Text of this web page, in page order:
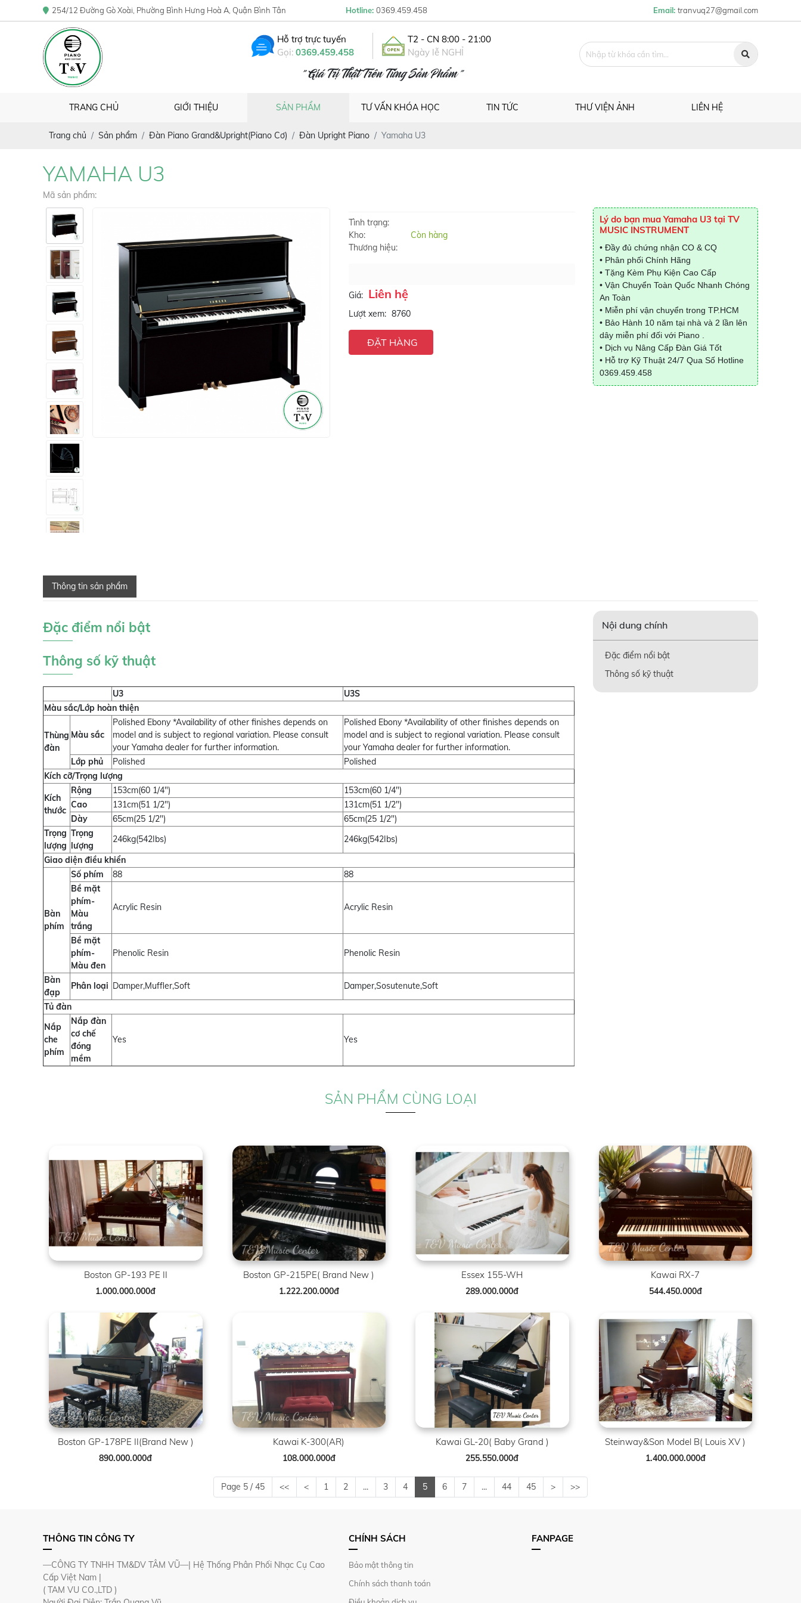
254/12 Đường Gò Xoài, Phường Bình Hưng Hoà A, Quận Bình Tân Hotline: 0369.459.458 Email: tranvuq27@gmail.com
Hỗ trợ trực tuyến
Gọi: 0369.459.458
T2 - CN 8:00 - 21:00
Ngày lễ NGHỈ
" Giá Trị Thật Trên Từng Sản Phẩm "
TRANG CHỦ GIỚI THIỆU SẢN PHẨM TƯ VẤN KHÓA HỌC TIN TỨC THƯ VIỆN ẢNH LIÊN HỆ
Trang chủ Sản phẩm Đàn Piano Grand&Upright(Piano Cơ) Đàn Upright Piano Yamaha U3
YAMAHA U3
Mã sản phẩm:
Tình trạng:
Kho:
Còn hàng
Thương hiệu:
Giá: Liên hệ
Lượt xem: 8760
ĐẶT HÀNG
Lý do bạn mua Yamaha U3 tại TV
MUSIC INSTRUMENT
• Đầy đủ chứng nhận CO & CQ
• Phân phối Chính Hãng
• Tặng Kèm Phụ Kiện Cao Cấp
• Vận Chuyển Toàn Quốc Nhanh Chóng
An Toàn
• Miễn phí vận chuyển trong TP.HCM
• Bảo Hành 10 năm tại nhà và 2 lần lên
dây miễn phí đối với Piano .
• Dịch vụ Nâng Cấp Đàn Giá Tốt
• Hỗ trợ Kỹ Thuật 24/7 Qua Số Hotline
0369.459.458
Thông tin sản phẩm
Đặc điểm nổi bật
Thông số kỹ thuật
U3
U3S
Màu sắc/Lớp hoàn thiện
Thùng
đàn
Màu sắc
Polished Ebony *Availability of other finishes depends on
model and is subject to regional variation. Please consult
your Yamaha dealer for further information.
Polished Ebony *Availability of other finishes depends on
model and is subject to regional variation. Please consult
your Yamaha dealer for further information.
Lớp phủ
Polished
Polished
Kích cỡ/Trọng lượng
Kích
thước
Rộng 153cm(60 1/4")
153cm(60 1/4")
Cao
131cm(51 1/2")
131cm(51 1/2")
Dày
65cm(25 1/2")
65cm(25 1/2")
Trọng
lượng
Trọng
lượng
246kg(542Ibs)
246kg(542Ibs)
Giao diện điều khiển
Bàn
phím
Số phím 88
88
Bề mặt
phím-
Màu
trắng
Acrylic Resin Acrylic Resin
Bề mặt
phím-
Màu đen
Phenolic Resin Phenolic Resin
Bàn
đạp
Phân loại Damper,Muffler,Soft
Damper,Sosutenute,Soft
Tủ đàn
Nắp
che
phím
Nắp đàn
cơ chế
đóng
mềm
Yes Yes
Nội dung chính
Đặc điểm nổi bật
Thông số kỹ thuật
SẢN PHẨM CÙNG LOẠI
Boston GP-193 PE II
1.000.000.000đ
Boston GP-215PE( Brand New )
1.222.200.000đ
Essex 155-WH
289.000.000đ
Kawai RX-7
544.450.000đ
Boston GP-178PE II(Brand New )
890.000.000đ
Kawai K-300(AR)
108.000.000đ
Kawai GL-20( Baby Grand )
255.550.000đ
Steinway&Son Model B( Louis XV )
1.400.000.000đ
Page 5 / 45 << < 1 2 ... 3 4 5 6 7 ... 44 45 > >>
THÔNG TIN CÔNG TY
—CÔNG TY TNHH TM&DV TÂM VŨ—| Hệ Thống Phân Phối Nhạc Cụ Cao
Cấp Việt Nam |
( TAM VU CO.,LTD )
CHÍNH SÁCH
Bảo mật thông tin
Chính sách thanh toán
FANPAGE